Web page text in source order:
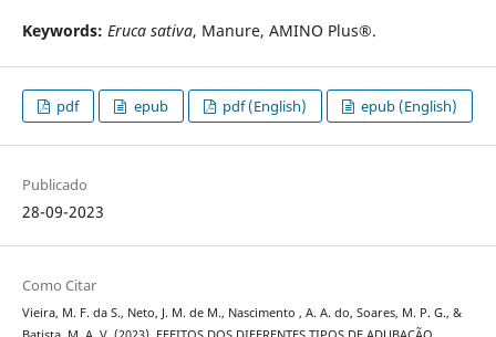
Keywords: Eruca sativa, Manure, AMINO Plus®.
pdf epub pdf (English) epub (English)
Publicado
28-09-2023
Como Citar
Vieira, M. F. da S., Neto, J. M. de M., Nascimento , A. A. do, Soares, M. P. G., &